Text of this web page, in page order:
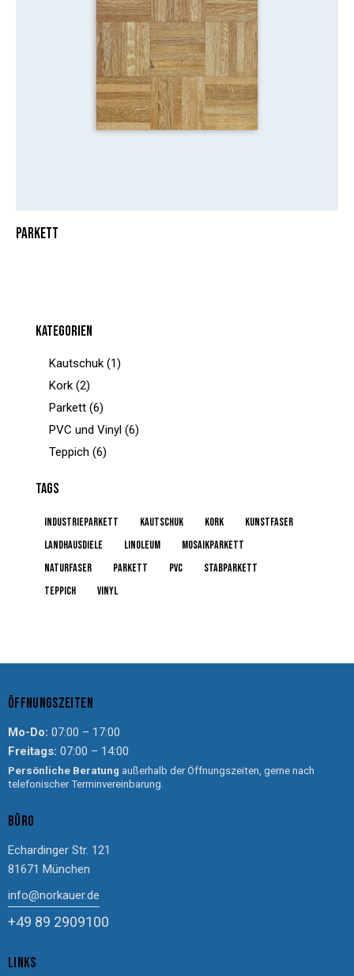
PARKETT
KATEGORIEN
Kautschuk (1)
Kork (2)
Parkett (6)
PVC und Vinyl (6)
Teppich (6)
TAGS
Industrieparkett kautschuk kork
kunstfaser
Landhausdiele
linoleum
Mosaikparkett
naturfaser
parkett pvc
Stabparkett
teppich
vinyl
ÖFFNUNGSZEITEN
Mo-Do: 07:00 – 17:00
Freitags: 07:00 – 14:00
Persönliche Beratung außerhalb der Öffnungszeiten, gerne nach
telefonischer Terminvereinbarung.
BÜRO
Echardinger Str. 121
81671 München
info@norkauer.de
+49 89 2909100
LINKS